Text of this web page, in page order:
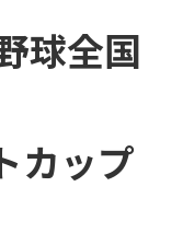
球全国
カップ